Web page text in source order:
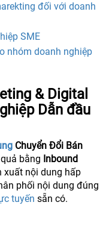
đối với doanh
SME
nhóm doanh nghiệp
& Digital
Dẫn đầu
Chuyển Đổi Bán
bằng Inbound
xuất nội dung hấp
phối nội dung đúng
tuyến sẵn có.